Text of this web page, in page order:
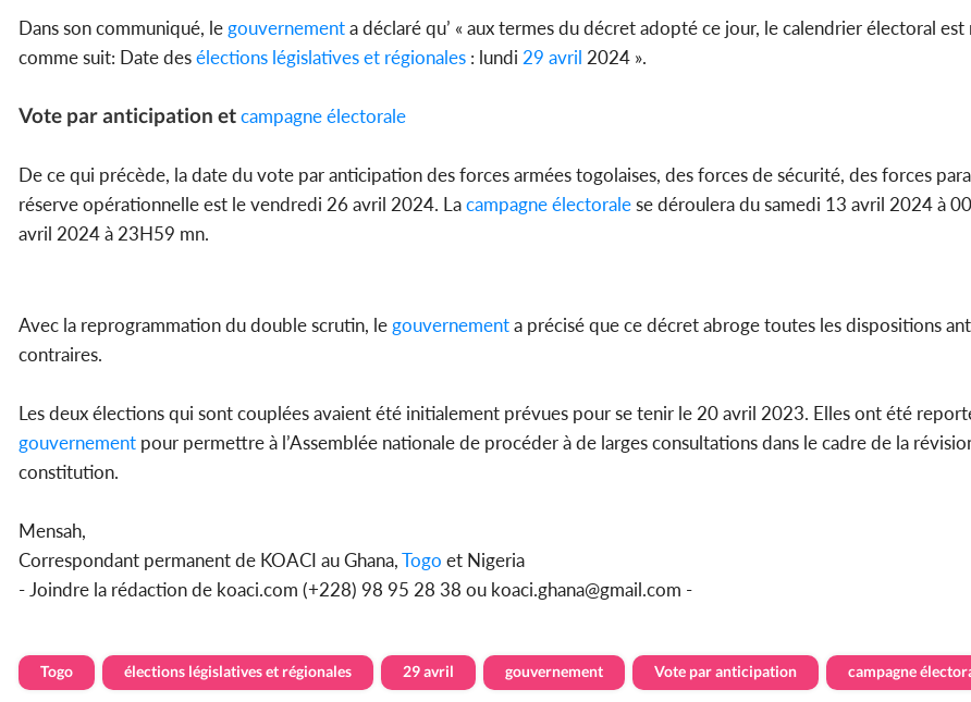
Dans son communiqué, le gouvernementa déclaré qu’ « aux termes du décret adopté ce jour, le calendrier électoral est
comme suit: Date desélections législatives et régionales : lundi 29 avril 2024 ».
Vote par anticipation etcampagne électorale
De ce qui précède, la date du vote par anticipation des forces armées togolaises, des forces de sécurité, des forces
réserve opérationnelle est le vendredi 26 avril 2024. Lacampagne électoralese déroulera du samedi 13 avril 2024 à
avril 2024 à 23H59 mn.
Avec la reprogrammation du double scrutin, le gouvernementa précisé que ce décret abroge toutes les dispositions
contraires.
Les deux élections qui sont couplées avaient été initialement prévues pour se tenir le 20 avril 2023. Elles ont été
gouvernement pour permettre à l’Assemblée nationale de procéder à de larges consultations dans le cadre de la
constitution.
Mensah,
Correspondant permanent de KOACI au Ghana,Togo et Nigeria
- Joindre la rédaction de koaci.com (+228) 98 95 28 38 ou koaci.ghana@gmail.com -
Togo élections législatives et régionales 29 avril gouvernement Vote par anticipation campagne